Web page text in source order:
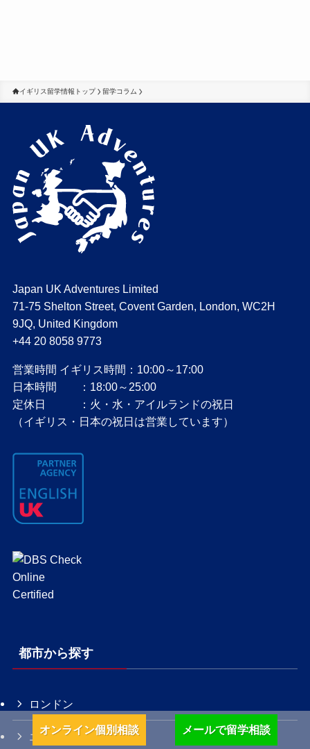
オンライン個別相談 メールで留学相談
イギリス留学情報トップ 留学コラム
Japan UK Adventures Limited
71-75 Shelton Street, Covent Garden, London, WC2H
9JQ, United Kingdom
+44 20 8058 9773
営業時間 イギリス時間：10:00～17:00
日本時間 ：18:00～25:00
定休日 ：火・水・アイルランドの祝日
（イギリス・日本の祝日は営業しています）
都市から探す
ロンドン
エディンバラ